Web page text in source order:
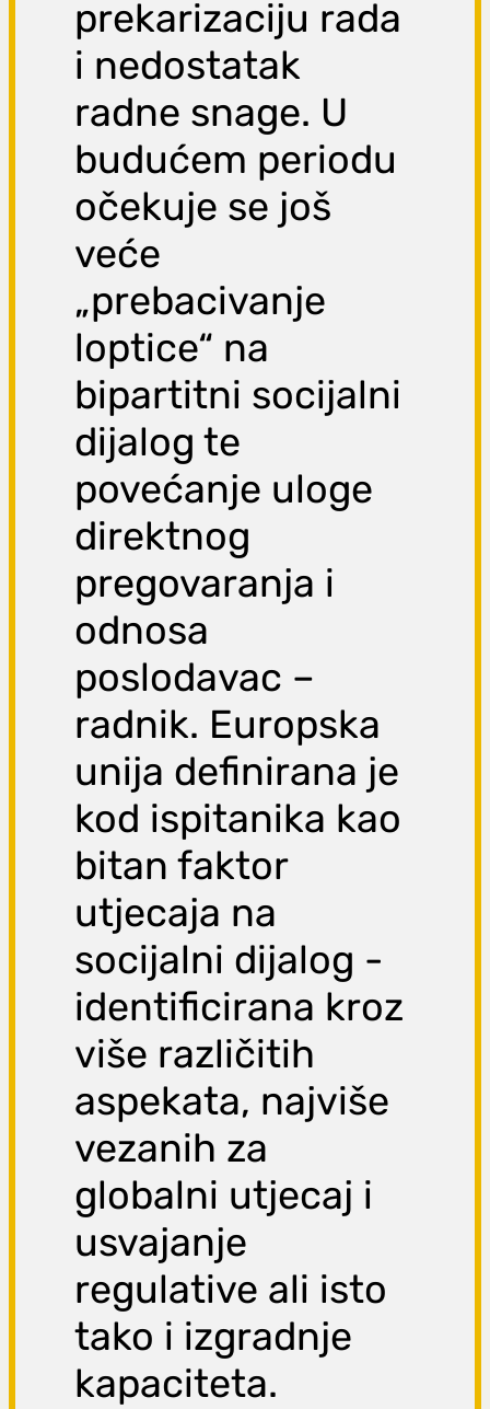
prekarizaciju rada
i nedostatak
radne snage. U
budućem periodu
očekuje se još
veće
„prebacivanje
loptice“ na
bipartitni socijalni
dijalog te
povećanje uloge
direktnog
pregovaranja i
odnosa
poslodavac –
radnik. Europska
unija definirana je
kod ispitanika kao
bitan faktor
utjecaja na
socijalni dijalog -
identificirana kroz
više različitih
aspekata, najviše
vezanih za
globalni utjecaj i
usvajanje
regulative ali isto
tako i izgradnje
kapaciteta.